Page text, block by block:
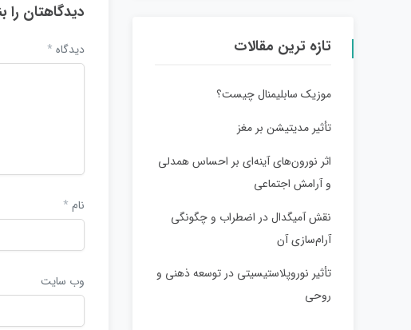
دیدگاهتان را
دیدگاه *
نام *
وب‌ سایت
تازه ترین مقالات
موزیک سابلیمنال چیست؟
تأثیر مدیتیشن بر مغز
اثر نورون‌های آینه‌ای بر احساس همدلی
و آرامش اجتماعی
نقش آمیگدال در اضطراب و چگونگی
آرام‌سازی آن
تأثیر نوروپلاستیسیتی در توسعه ذهنی و
روحی